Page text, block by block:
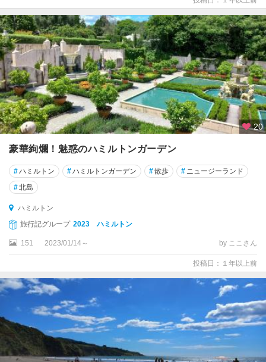
★
ウ
ェ
リ
ン
ト
ン
★
オ
ー
ク
ン
ド
★
ク
イ
ー
タ
ウ
★
ク
ラ
20
豪華絢爛！魅惑のハミルトンガーデン
#ハミルトン #ハミルトンガーデン #散歩 # ニュージーランド
#北島
ハミルトン
旅行記グループ 2023 ハミルトン
151 2023/01/14～ by ここさん
投稿日：１年以上前